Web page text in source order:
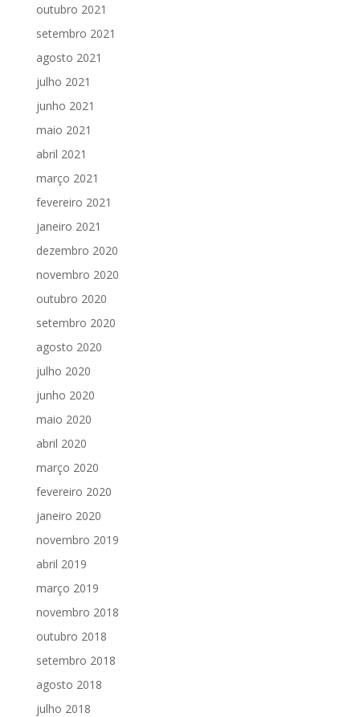
outubro 2021
setembro 2021
agosto 2021
julho 2021
junho 2021
maio 2021
abril 2021
março 2021
fevereiro 2021
janeiro 2021
dezembro 2020
novembro 2020
outubro 2020
setembro 2020
agosto 2020
julho 2020
junho 2020
maio 2020
abril 2020
março 2020
fevereiro 2020
janeiro 2020
novembro 2019
abril 2019
março 2019
novembro 2018
outubro 2018
setembro 2018
agosto 2018
julho 2018